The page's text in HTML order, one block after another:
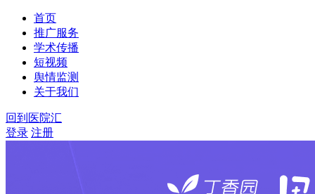
首页
推广服务
学术传播
短视频
舆情监测
关于我们
回到医院汇
登录 注册